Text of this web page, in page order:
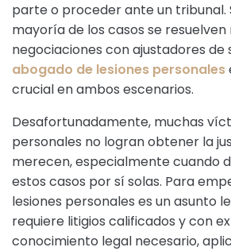
parte o proceder ante un tribunal.
mayoría de los casos se
negociaciones con ajustadores de
abogado de lesiones personales
crucial en ambos escenarios.
Desafortunadamente, muchas
personales no logran obtener la
merecen, especialmente cuando
estos casos por sí solas. Para
lesiones personales es un asunto
requiere litigios calificados y con
conocimiento legal necesario,